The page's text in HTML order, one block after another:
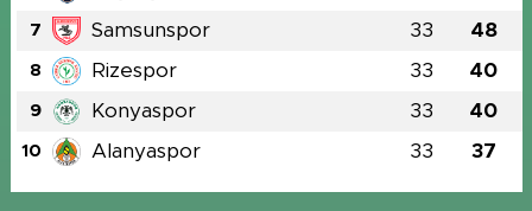
7 Samsunspor 33 48
8 Rizespor 33 40
9 Konyaspor 33 40
10 Alanyaspor 33 37